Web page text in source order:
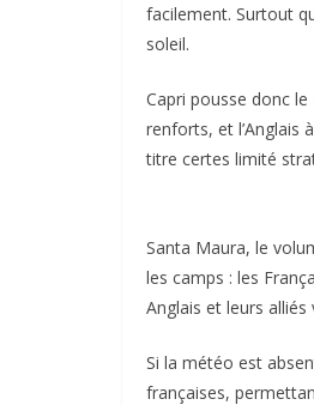
facilement. Surtout
soleil.
Capri pousse donc
renforts, et l’Anglais
titre certes limité
Santa Maura, le
les camps : les
Anglais et leurs
Si la météo est
françaises,